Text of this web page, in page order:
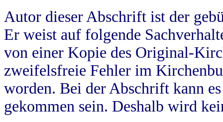
Autor dieser Abschrift ist der
Er weist auf folgende
von einer Kopie des Original-
zweifelsfreie Fehler im
worden. Bei der Abschrift kann
gekommen sein. Deshalb wird